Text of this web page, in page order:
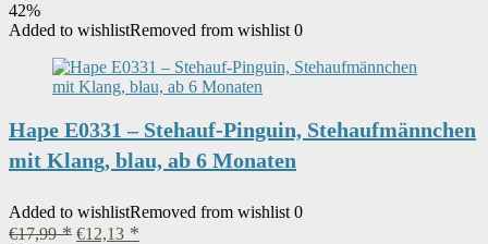
war:
ist:
42%
Added to wishlistRemoved from wishlist 0
Hape E0331 – Stehauf-Pinguin, Stehaufmännchen
mit Klang, blau, ab 6 Monaten
Added to wishlistRemoved from wishlist 0
€17,99
Ursprünglicher
€12,13